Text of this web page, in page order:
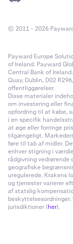
© 2011 - 2026
Payward Europe
of Ireland. Payward
Central Bank of
Quay, Dublin, D02
offentliggørelser.
Disse materialer
om investering eller
opfordring til at købe,
i en specifik
at øge eller forringe
tilgængeligt.
føre til tab af midler.
enhver stigning i
rådgivning
geografiske
uregulerede. Krakens
og tjenester varierer
af statslig
jurisdiktioner (her).